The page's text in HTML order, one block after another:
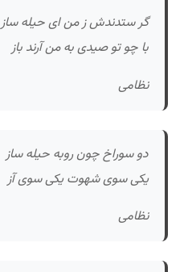
گر ستدندش ز من ای حیله ساز
با چو تو صیدی به من آرند باز
نظامی
دو سوراخ چون روبه حیله ساز
یکی سوی شهوت یکی سوی آز
نظامی